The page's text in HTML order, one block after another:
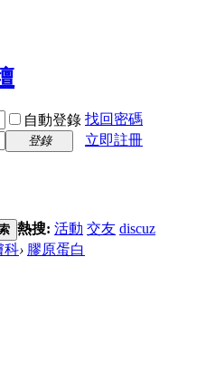
自動登錄 找回密碼
登錄
立即註冊
熱搜: 活動 交友 discuz
科› 膠原蛋白